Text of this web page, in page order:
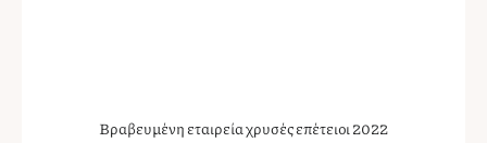
Βραβευμένη εταιρεία χρυσές επέτειοι 2022